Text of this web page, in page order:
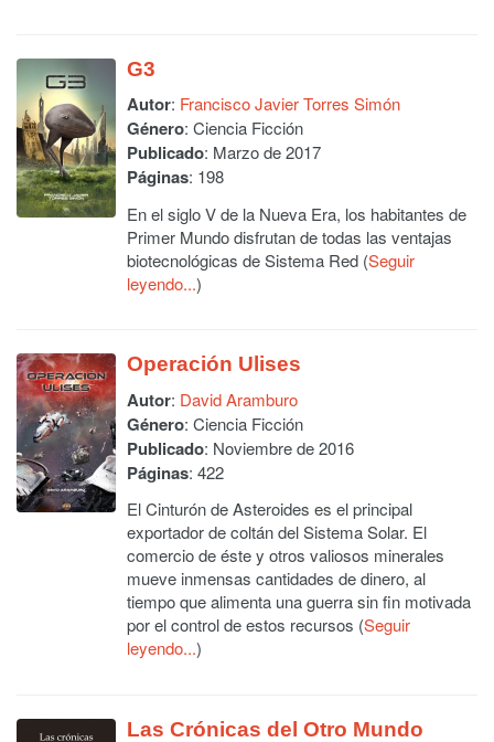
G3
Autor: Francisco Javier Torres Simón
Género: Ciencia Ficción
Publicado: Marzo de 2017
Páginas: 198
En el siglo V de la Nueva Era, los habitantes de
Primer Mundo disfrutan de todas las ventajas
biotecnológicas de Sistema Red (Seguir
leyendo...)
Operación Ulises
Autor: David Aramburo
Género: Ciencia Ficción
Publicado: Noviembre de 2016
Páginas: 422
El Cinturón de Asteroides es el principal
exportador de coltán del Sistema Solar. El
comercio de éste y otros valiosos minerales
mueve inmensas cantidades de dinero, al
tiempo que alimenta una guerra sin fin motivada
por el control de estos recursos (Seguir
leyendo...)
Las Crónicas del Otro Mundo